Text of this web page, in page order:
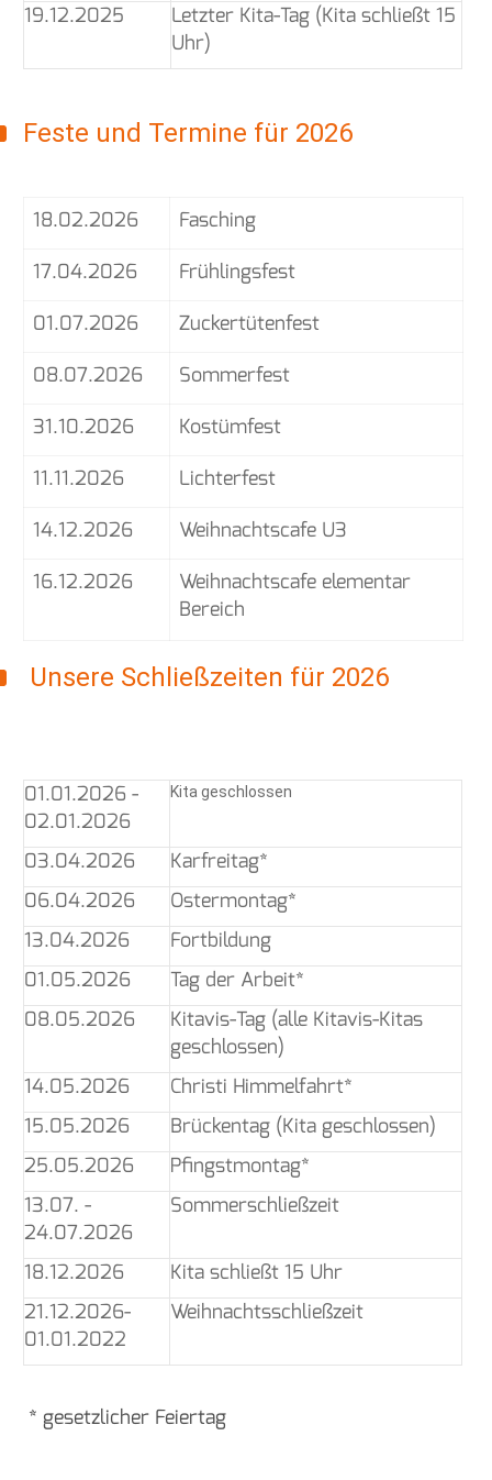
19.12.2025
Letzter Kita-Tag (Kita schließt 15
Uhr)
Feste und Termine für 2026
18.02.2026
Fasching
17.04.2026
Frühlingsfest
01.07.2026
Zuckertütenfest
08.07.2026
Sommerfest
31.10.2026
Kostümfest
11.11.2026
Lichterfest
14.12.2026
Weihnachtscafe U3
16.12.2026
Weihnachtscafe elementar
Bereich
Unsere Schließzeiten für 2026
01.01.2026 -
02.01.2026
Kita geschlossen
03.04.2026
Karfreitag*
06.04.2026
Ostermontag*
13.04.2026
Fortbildung
01.05.2026
Tag der Arbeit*
08.05.2026
Kitavis-Tag (alle Kitavis-Kitas
geschlossen)
14.05.2026
Christi Himmelfahrt*
15.05.2026
Brückentag (Kita geschlossen)
25.05.2026
Pfingstmontag*
13.07. -
24.07.2026
Sommerschließzeit
18.12.2026
Kita schließt 15 Uhr
21.12.2026-
01.01.2022
Weihnachtsschließzeit
* gesetzlicher Feiertag